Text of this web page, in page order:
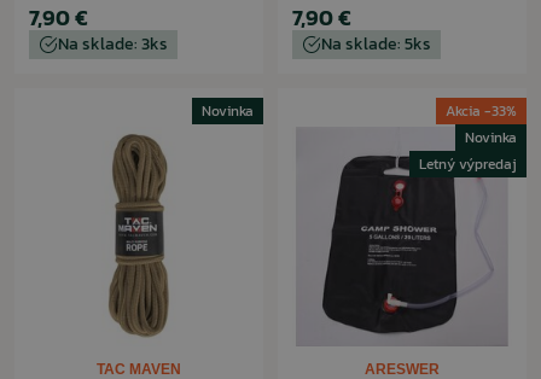
7,90 €
Na sklade: 3ks
7,90 €
Na sklade: 5ks
Novinka
TAC MAVEN
Akcia -33%
Novinka
Letný výpredaj
ARESWER